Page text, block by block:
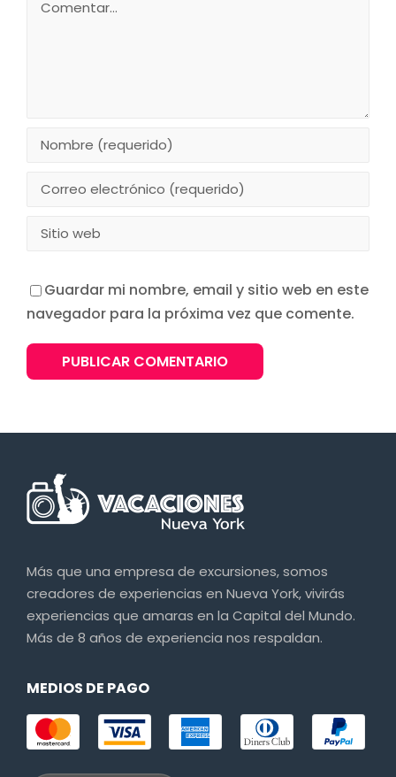
Guardar mi nombre, email y sitio web en este
navegador para la próxima vez que comente.
Más que una empresa de excursiones, somos
creadores de experiencias en Nueva York, vivirás
experiencias que amaras en la Capital del Mundo.
Más de 8 años de experiencia nos respaldan.
MEDIOS DE PAGO